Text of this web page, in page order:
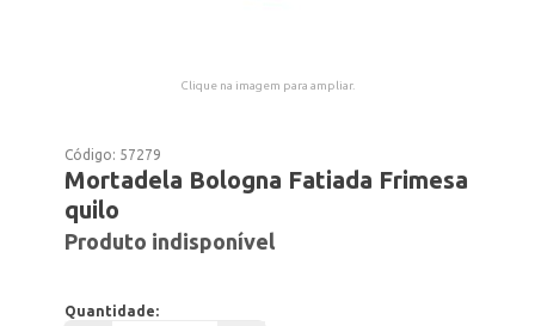
Clique na imagem para ampliar.
Código: 57279
Mortadela Bologna Fatiada Frimesa
quilo
Produto indisponível
Quantidade: